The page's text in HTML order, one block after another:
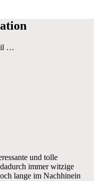
…
und tolle
immer witzige
lange im Nachhinein